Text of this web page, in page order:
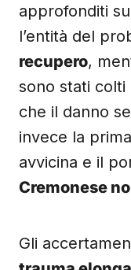
approfonditi su
l’entità del
recupero,
sono stati colti
che il danno
invece la
avvicina e il
Cremonese
Gli